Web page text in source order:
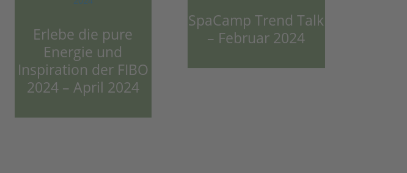
Erlebe die pure
Energie und
Inspiration der FIBO
2024 – April 2024
SpaCamp Trend Talk
– Februar 2024